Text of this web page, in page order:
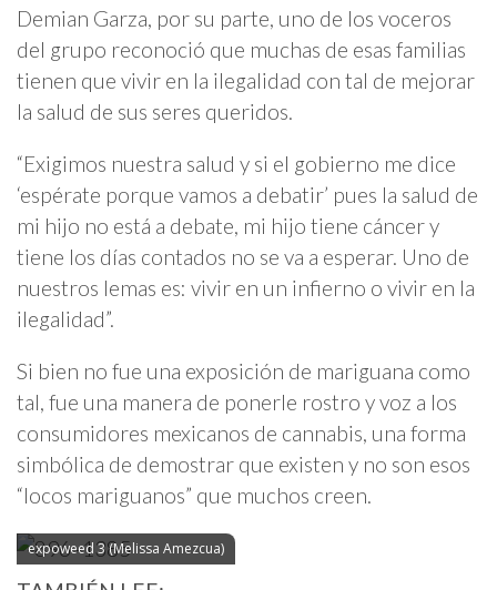
Demian Garza, por su parte, uno de los voceros
del grupo reconoció que muchas de esas familias
tienen que vivir en la ilegalidad con tal de mejorar
la salud de sus seres queridos.
“Exigimos nuestra salud y si el gobierno me dice
‘espérate porque vamos a debatir’ pues la salud de
mi hijo no está a debate, mi hijo tiene cáncer y
tiene los días contados no se va a esperar. Uno de
nuestros lemas es: vivir en un infierno o vivir en la
ilegalidad”.
Si bien no fue una exposición de mariguana como
tal, fue una manera de ponerle rostro y voz a los
consumidores mexicanos de cannabis, una forma
simbólica de demostrar que existen y no son esos
“locos mariguanos” que muchos creen.
expoweed 3 (Melissa Amezcua)